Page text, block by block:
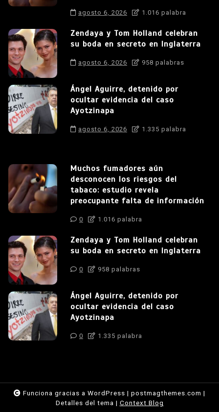
agosto 6, 2026 1.016 palabra
Zendaya y Tom Holland celebran
su boda en secreto en Inglaterra
agosto 6, 2026 958 palabras
Ángel Aguirre, detenido por
ocultar evidencia del caso
Ayotzinapa
agosto 6, 2026 1.335 palabra
Muchos fumadores aún
desconocen los riesgos del
tabaco: estudio revela
preocupante falta de información
0 1.016 palabra
Zendaya y Tom Holland celebran
su boda en secreto en Inglaterra
0 958 palabras
Ángel Aguirre, detenido por
ocultar evidencia del caso
Ayotzinapa
0 1.335 palabra
Funciona gracias a WordPress | postmagthemes.com |
Detalles del tema | Context Blog